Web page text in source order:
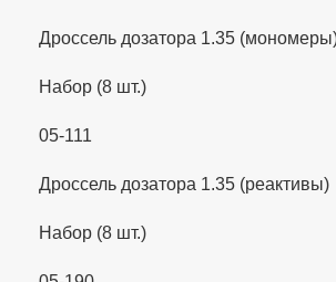
Дроссель дозатора 1.35
Набор (8 шт.)
05-111
Дроссель дозатора 1.35 (реактивы)
Набор (8 шт.)